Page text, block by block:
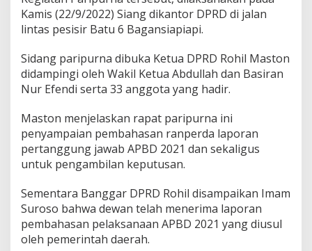
k
a
t
e
r
s
e
u
j
u
a
n
e
n
g
e
s
Kamis (22/9/2022) Siang dikantor DPRD di jalan
lintas pesisir Batu 6 Bagansiapiapi.
Sidang paripurna dibuka Ketua DPRD Rohil Maston
didampingi oleh Wakil Ketua Abdullah dan Basiran
Nur Efendi serta 33 anggota yang hadir.
Maston menjelaskan rapat paripurna ini
penyampaian pembahasan ranperda laporan
pertanggung jawab APBD 2021 dan sekaligus
untuk pengambilan keputusan.
Sementara Banggar DPRD Rohil disampaikan Imam
Suroso bahwa dewan telah menerima laporan
pembahasan pelaksanaan APBD 2021 yang diusul
oleh pemerintah daerah.